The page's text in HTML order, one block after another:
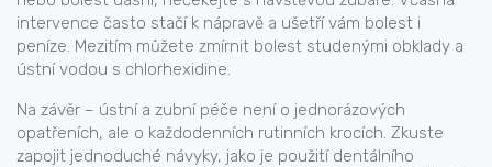
intervence často stačí k nápravě a ušetří vám bolest i
peníze. Mezitím můžete zmírnit bolest studenými obklady a
ústní vodou s chlorhexidine.
Na závěr – ústní a zubní péče není o jednorázových
opatřeních, ale o každodenních rutinních krocích. Zkuste
zapojit jednoduché návyky, jako je použití dentálního